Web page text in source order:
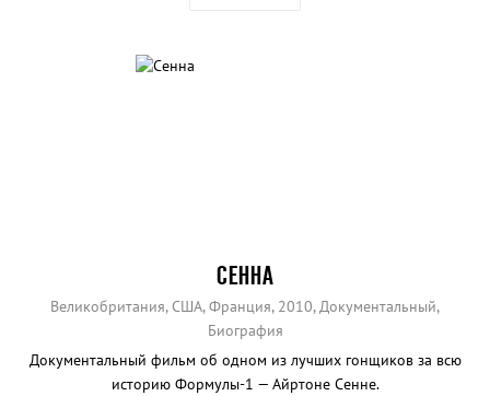
СЕННА
Великобритания, США, Франция, 2010, Документальный,
Биография
Документальный фильм об одном из лучших гонщиков за всю
историю Формулы-1 — Айртоне Сенне.